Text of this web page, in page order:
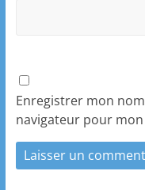
Enregistrer mon
navigateur pour